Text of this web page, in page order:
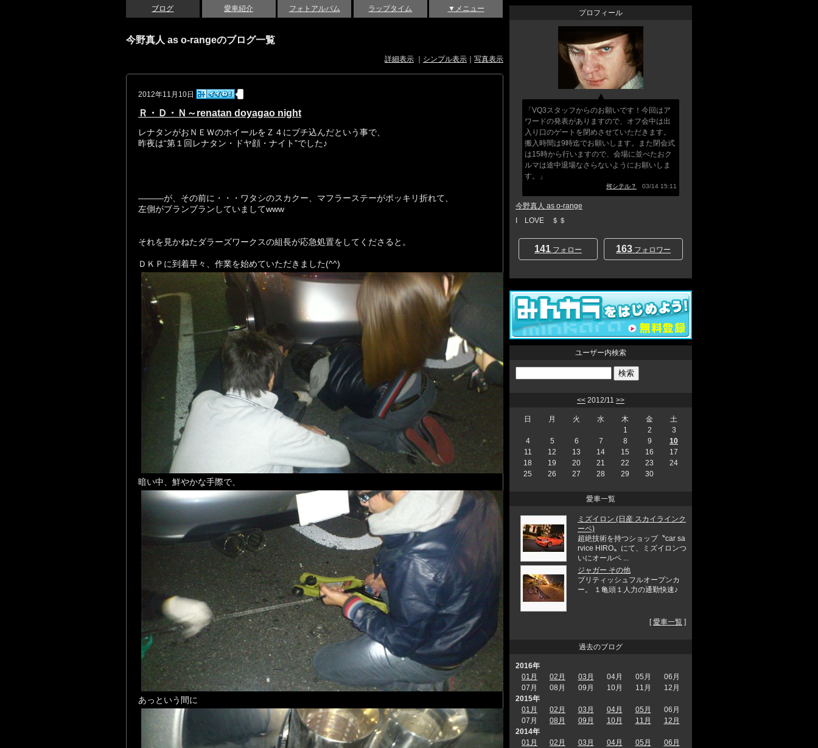
ブログ 愛車紹介 フォトアルバム ラップタイム ▼メニュー
今野真人 as o-rangeのブログ一覧
詳細表示 シンプル表示 写真表示
2012年11月10日
Ｒ・Ｄ・Ｎ～renatan doyagao night
レナタンがおＮＥＷのホイールをＺ４にブチ込んだという事で、
昨夜は“第１回レナタン・ドヤ顔・ナイト”でした♪
―――が、その前に・・・ワタシのスカクー、マフラーステーがポッキリ折れて、
左側がブランブランしていましてwww
それを見かねたダラーズワークスの組長が応急処置をしてくださると。
ＤＫＰに到着早々、作業を始めていただきました(^^)
暗い中、鮮やかな手際で、
あっという間に
プロフィール
「VQ3スタッフからのお願いです！今回はア
ワードの発表がありますので、オフ会中は出
入り口のゲートを閉めさせていただきます。
搬入時間は9時迄でお願いします。また閉会式
は15時から行いますので、会場に並べたおク
ルマは途中退場なさらないようにお願いしま
す。」
何シテル？ 03/14 15:11
今野真人 as o-range
I LOVE ＄＄
141 フォロー 163 フォロワー
ユーザー内検索
<< 2012/11 >>
日 月 火 水 木 金
土
1
2
3
4
5 6 7 8 9
10
11
12 13 14 15 16
17
18
19 20 21 22 23
24
25
26 27 28 29 30
愛車一覧
ミズイロン (日産 スカイラインク
ーペ)
超絶技術を持つショップ〝car sa
rvice HIRO〟にて、ミズイロンつ
いにオールペ ...
ジャガー その他
ブリティッシュフルオープンカ
ー。 １亀頭１人力の通勤快速♪
[愛車一覧 ]
過去のブログ
2016年
01月
02月 03月 04月 05月
06月
07月
08月 09月 10月 11月
12月
2015年
01月
02月 03月 04月 05月
06月
07月
08月 09月 10月 11月
12月
2014年
01月
02月 03月 04月 05月
06月